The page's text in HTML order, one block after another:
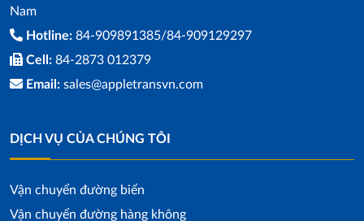
Nam
Hotline: 84-909891385/84-909129297
Cell: 84-2873 012379
Email: sales@appletransvn.com
DỊCH VỤ CỦA CHÚNG TÔI
Vận chuyển đường biển
Vận chuyển đường hàng không